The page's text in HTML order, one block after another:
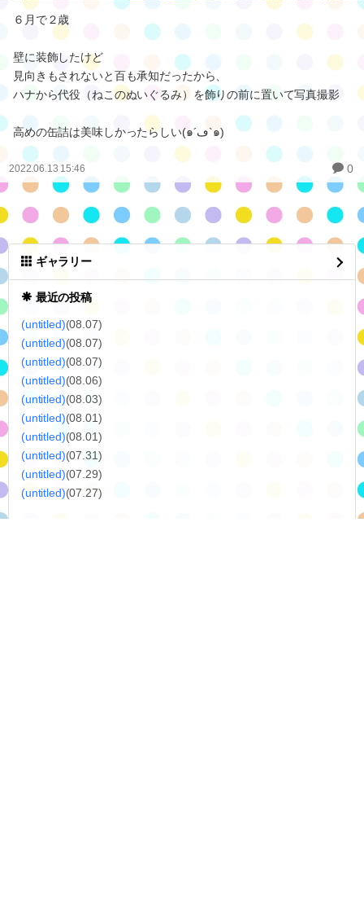
６月で２歳
壁に装飾したけど
見向きもされないと百も承知だったから、
ハナから代役（ねこのぬいぐるみ）を飾りの前に置いて写真撮影
高めの缶詰は美味しかったらしい(๑´ڡ`๑)
2022.06.13 15:46 0
ギャラリー
最近の投稿
(untitled)(08.07)
(untitled)(08.07)
(untitled)(08.07)
(untitled)(08.06)
(untitled)(08.03)
(untitled)(08.01)
(untitled)(08.01)
(untitled)(07.31)
(untitled)(07.29)
(untitled)(07.27)